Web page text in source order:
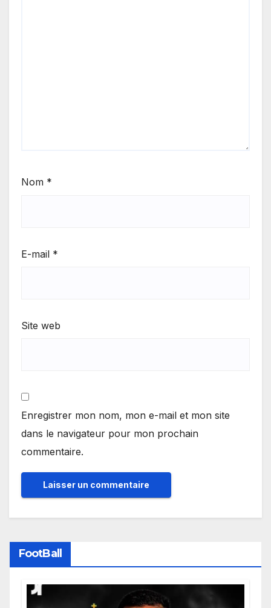
Nom *
E-mail *
Site web
Enregistrer mon nom, mon e-mail et mon site
dans le navigateur pour mon prochain
commentaire.
FootBall